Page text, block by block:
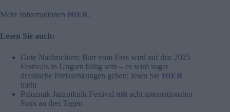
Mehr Informationen HIER.
Lesen Sie auch:
Gute Nachrichten: Bier vom Fass wird auf den 2025
Festivals in Ungarn billig sein – es wird sogar
drastische Preissenkungen geben; lesen Sie HIER
mehr
Paloznak Jazzpiknik Festival mit acht internationalen
Stars an drei Tagen